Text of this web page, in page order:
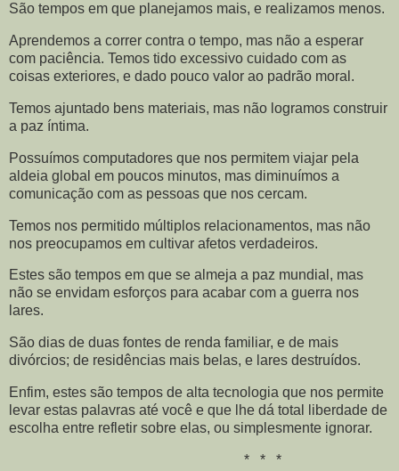
São tempos em que planejamos mais, e realizamos menos.
Aprendemos a correr contra o tempo, mas não a esperar
com paciência. Temos tido excessivo cuidado com as
coisas exteriores, e dado pouco valor ao padrão moral.
Temos ajuntado bens materiais, mas não logramos construir
a paz íntima.
Possuímos computadores que nos permitem viajar pela
aldeia global em poucos minutos, mas diminuímos a
comunicação com as pessoas que nos cercam.
Temos nos permitido múltiplos relacionamentos, mas não
nos preocupamos em cultivar afetos verdadeiros.
Estes são tempos em que se almeja a paz mundial, mas
não se envidam esforços para acabar com a guerra nos
lares.
São dias de duas fontes de renda familiar, e de mais
divórcios; de residências mais belas, e lares destruídos.
Enfim, estes são tempos de alta tecnologia que nos permite
levar estas palavras até você e que lhe dá total liberdade de
escolha entre refletir sobre elas, ou simplesmente ignorar.
* * *